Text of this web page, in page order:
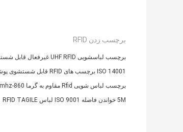
برچسب زدن RFID
برچسب لباسشویی UHF RFID غیرفعال قابل شستشو
ISO 14001 برچسب های RFID قابل شستشوی پوشاک غیرفعال
برچسب لباس شویی Rfid مقاوم به گرما 860-960mhz قابل شستشو
5M خواندن فاصله ISO 9001 لباس RFID TAGILE